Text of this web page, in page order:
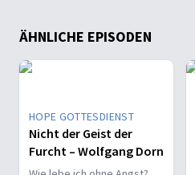
ÄHNLICHE EPISODEN
HOPE GOTTESDIENST
Nicht der Geist der
Furcht – Wolfgang Dorn